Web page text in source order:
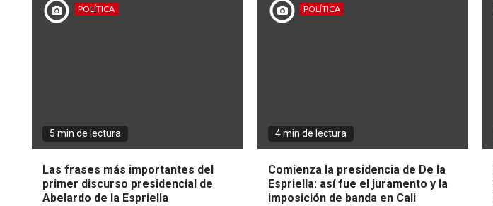
POLÍTICA
5 min de lectura
Las frases más importantes del
primer discurso presidencial de
Abelardo de la Espriella
POLÍTICA
4 min de lectura
Comienza la presidencia de De la
Espriella: así fue el juramento y la
imposición de banda en Cali